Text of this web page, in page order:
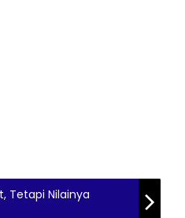
Tetapi Nilainya